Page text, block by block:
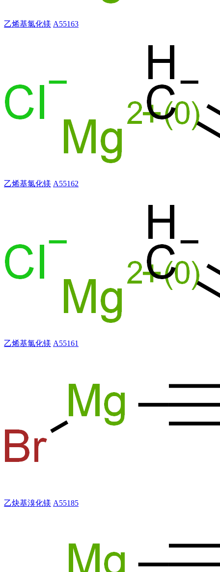
乙烯基氯化镁 A55163
乙烯基氯化镁 A55162
乙烯基氯化镁 A55161
乙炔基溴化镁 A55185